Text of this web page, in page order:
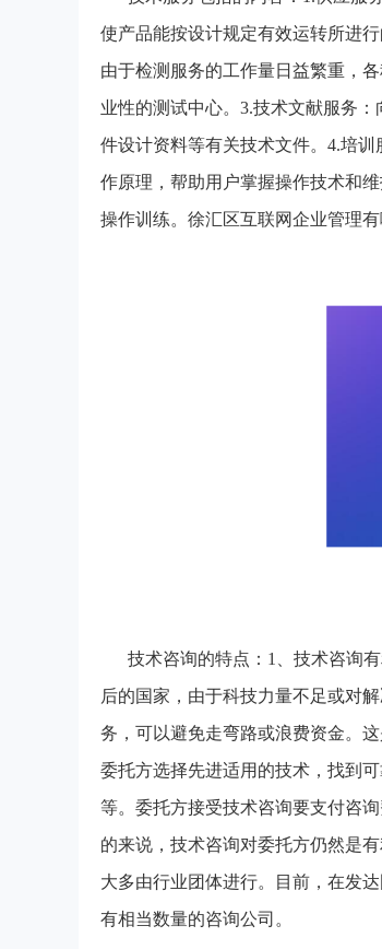
使产品能按设计规定有效运转所进
由于检测服务的工作量日益繁重，
业性的测试中心。3.技术文献服务
件设计资料等有关技术文件。4.培
作原理，帮助用户掌握操作技术和
操作训练。徐汇区互联网企业管理
技术咨询的特点：1、技术咨询
后的国家，由于科技力量不足或对
务，可以避免走弯路或浪费资金。
委托方选择先进适用的技术，找到
等。委托方接受技术咨询要支付咨
的来说，技术咨询对委托方仍然是
大多由行业团体进行。目前，在发
有相当数量的咨询公司。